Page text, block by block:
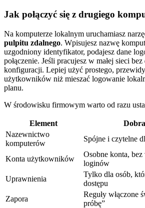
Jak połączyć się z drugiego
Na komputerze lokalnym uruchamiasz
pulpitu zdalnego. Wpisujesz nazwę
uzgodniony identyfikator, podajesz dane
połączenie. Jeśli pracujesz w małej sieci
konfiguracji. Lepiej użyć prostego,
użytkowników niż mieszać logowanie
planu.
W środowisku firmowym warto od razu
Element
Nazewnictwo
komputerów
Spójne i czytelne
Konta użytkowników
Osobne konta, bez
loginów
Uprawnienia
Tylko dla osób,
dostępu
Zapora
Reguły włączone
próbę”